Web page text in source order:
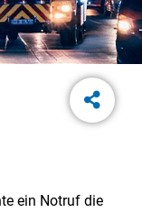
ein Notruf die